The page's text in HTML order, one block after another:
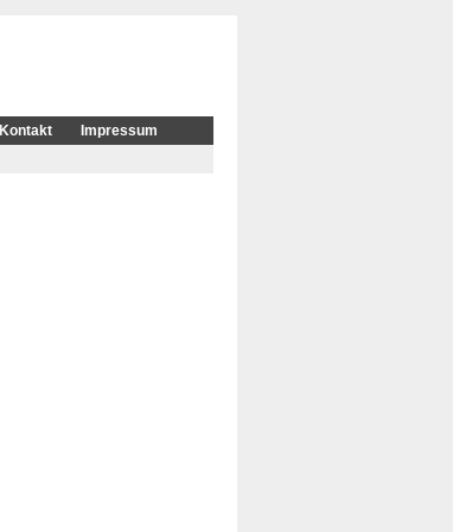
Kontakt
Impressum